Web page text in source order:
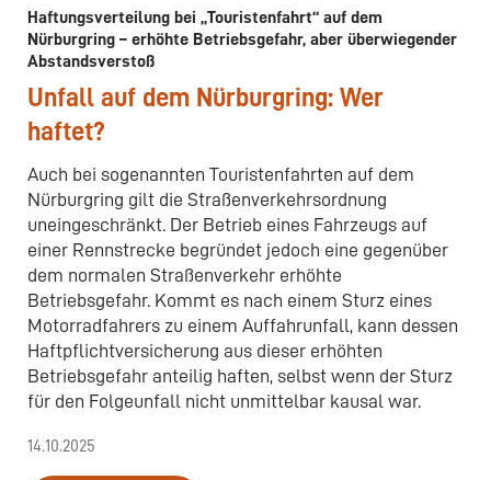
Haftungsverteilung bei „Touristenfahrt“ auf dem
Nürburgring – erhöhte Betriebsgefahr, aber überwiegender
Abstandsverstoß
Unfall auf dem Nürburgring: Wer
haftet?
Auch bei sogenannten Touristenfahrten auf dem
Nürburgring gilt die Straßenverkehrsordnung
uneingeschränkt. Der Betrieb eines Fahrzeugs auf
einer Rennstrecke begründet jedoch eine gegenüber
dem normalen Straßenverkehr erhöhte
Betriebsgefahr. Kommt es nach einem Sturz eines
Motorradfahrers zu einem Auffahrunfall, kann dessen
Haftpflichtversicherung aus dieser erhöhten
Betriebsgefahr anteilig haften, selbst wenn der Sturz
für den Folgeunfall nicht unmittelbar kausal war.
14.10.2025